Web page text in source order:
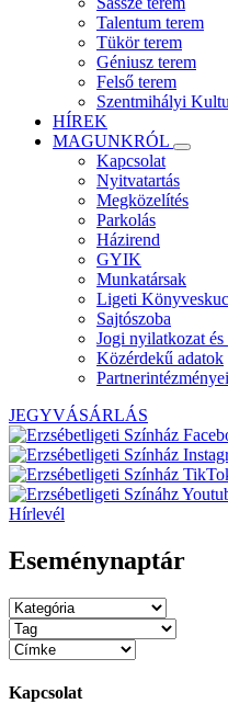
Talentum terem
Tükör terem
Géniusz terem
Felső terem
Szentmihályi
HÍREK
MAGUNKRÓL
Kapcsolat
Nyitvatartás
Megközelítés
Parkolás
Házirend
GYIK
Munkatársak
Ligeti
Sajtószoba
Jogi nyilatkozat és
Közérdekű adatok
JEGYVÁSÁRLÁS
Hírlevél
Eseménynaptár
Kapcsolat